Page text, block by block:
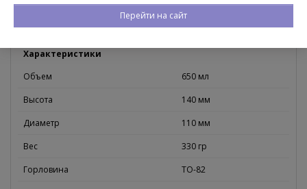
Характеристики
Объем
650 мл
Высота
140 мм
Диаметр
110 мм
Вес
330 гр
Горловина
ТО-82
Перейти на сайт